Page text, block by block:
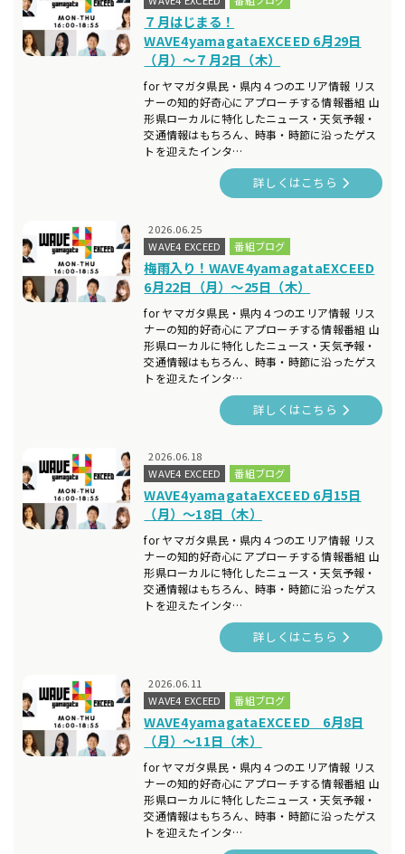
７月はじまる！
WAVE4yamagataEXCEED 6月29日
（月）～７月2日（木）
for ヤマガタ県民・県内４つのエリア情報 リス
ナーの知的好奇心にアプローチする情報番組 山
形県ローカルに特化したニュース・天気予報・
交通情報はもちろん、時事・時節に沿ったゲス
トを迎えたインタ…
詳しくはこちら
2026.06.25
WAVE4 EXCEED
番組ブログ
梅雨入り！WAVE4yamagataEXCEED
6月22日（月）～25日（木）
for ヤマガタ県民・県内４つのエリア情報 リス
ナーの知的好奇心にアプローチする情報番組 山
形県ローカルに特化したニュース・天気予報・
交通情報はもちろん、時事・時節に沿ったゲス
トを迎えたインタ…
詳しくはこちら
2026.06.18
WAVE4 EXCEED
番組ブログ
WAVE4yamagataEXCEED 6月15日
（月）～18日（木）
for ヤマガタ県民・県内４つのエリア情報 リス
ナーの知的好奇心にアプローチする情報番組 山
形県ローカルに特化したニュース・天気予報・
交通情報はもちろん、時事・時節に沿ったゲス
トを迎えたインタ…
詳しくはこちら
2026.06.11
WAVE4 EXCEED
番組ブログ
WAVE4yamagataEXCEED 6月8日
（月）～11日（木）
for ヤマガタ県民・県内４つのエリア情報 リス
ナーの知的好奇心にアプローチする情報番組 山
形県ローカルに特化したニュース・天気予報・
交通情報はもちろん、時事・時節に沿ったゲス
トを迎えたインタ…